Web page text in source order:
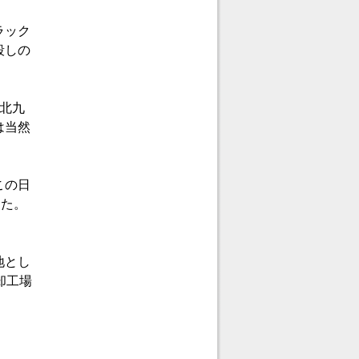
ック
しの
九
当然
日
。
とし
工場